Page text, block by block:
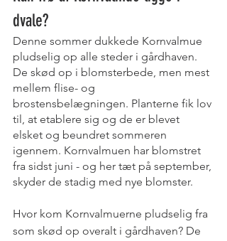
dvale?
Denne sommer dukkede Kornvalmue
pludselig op alle steder i gårdhaven.
De skød op i blomsterbede, men mest
mellem flise- og
brostensbelægningen. Planterne fik lov
til, at etablere sig og de er blevet
elsket og beundret sommeren
igennem. Kornvalmuen har blomstret
fra sidst juni - og her tæt på september,
skyder de stadig med nye blomster.
Hvor kom Kornvalmuerne pludselig fra
som skød op overalt i gårdhaven? De